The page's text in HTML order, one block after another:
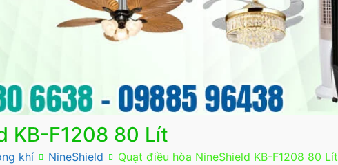
KB-F1208 80 Lít
khí NineShield Quạt điều hòa NineShield KB-F1208 80 Lít